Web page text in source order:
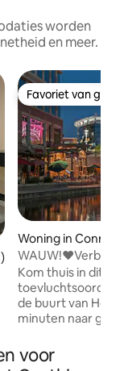
worden
en meer.
beoordeling van
Favoriet van
Favoriet van
Woning in Conroe
toegestaan⭐️
Kom thuis in dit
toevluchtsoord in
de buurt van
minuten naar
toch verscholen
natuurlijke
voor